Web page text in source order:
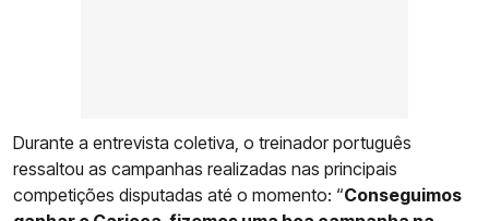
Durante a entrevista coletiva, o treinador português
ressaltou as campanhas realizadas nas principais
competições disputadas até o momento: “Conseguimos